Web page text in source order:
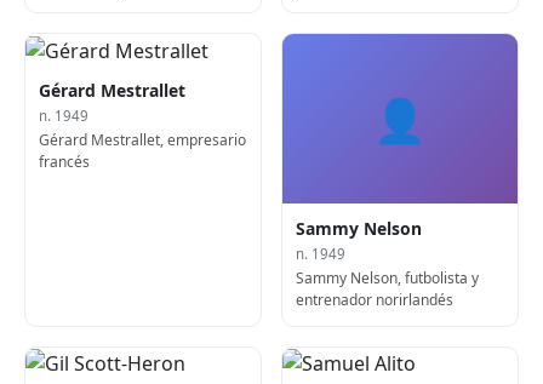
Gérard Mestrallet
n. 1949
Gérard Mestrallet, empresario
francés
👤
Sammy Nelson
n. 1949
Sammy Nelson, futbolista y
entrenador norirlandés